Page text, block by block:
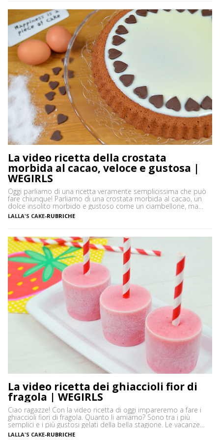
La video ricetta della crostata
morbida al cacao, veloce e gustosa |
WEGIRLS
Oggi parliamo di una ricetta veramente semplicissima che può
fare chiunque! Parliamo di una crostata morbida al cacao, un
dolce insolito morbido e gustoso come un ciambellone, ma
sopratutto versatile e semplice da preparare. Ecco il segreto del
successo della crostata morbida, che qui vi propongo nella
condensato. […]
LALLA'S CAKE-RUBRICHE
La video ricetta dei ghiaccioli fior di
fragola | WEGIRLS
Ciao ragazze! Con la video ricetta di oggi impareremo a fare i
ghiaccioli fiori di fragola. Quanto li amiamo? Sono tra i più
semplici e i più gustosi gelati della bella stagione. Le vacanze
ormai sono sempre più vicine, e con loro si avvicina anche il
LALLA'S CAKE-RUBRICHE